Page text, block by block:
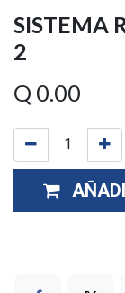
SISTEMA
2
Q 0.00